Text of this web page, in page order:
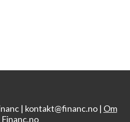
| kontakt@financ.no | Om
Financ.no